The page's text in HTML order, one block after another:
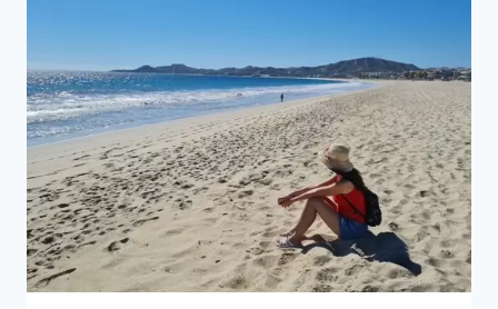
ПРИЧИНЫ
И
КАК
ИХ
ПРЕОДОЛЕТЬ